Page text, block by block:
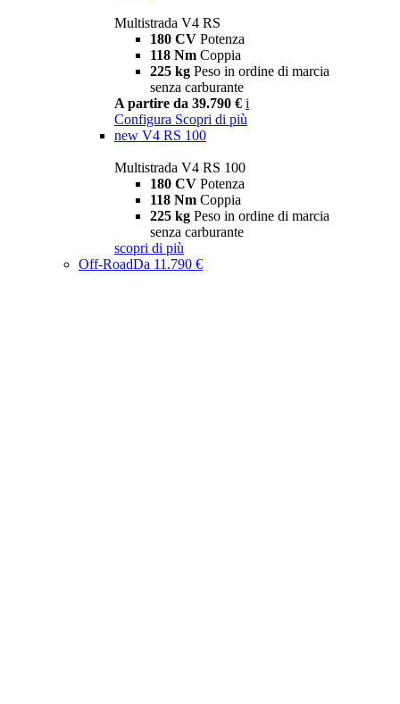
Multistrada V4 RS
180 CV Potenza
118 Nm Coppia
225 kg Peso in ordine di marcia
senza carburante
A partire da 39.790 € i
Configura Scopri di più
new V4 RS 100
Multistrada V4 RS 100
180 CV Potenza
118 Nm Coppia
225 kg Peso in ordine di marcia
senza carburante
scopri di più
Off-RoadDa 11.790 €